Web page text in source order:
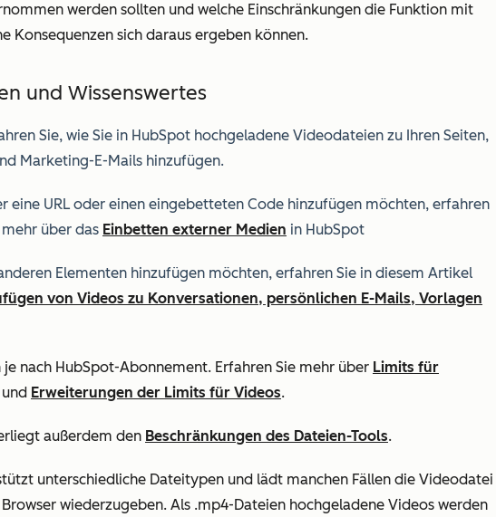
werden sollten und welche Einschränkungen die Funktion mit
Konsequenzen sich daraus ergeben können.
und Wissenswertes
Sie, wie Sie in HubSpot hochgeladene Videodateien zu Ihren Seiten,
Marketing-E-Mails hinzufügen.
eine URL oder einen eingebetteten Code hinzufügen möchten, erfahren
über das Einbetten externer Medien in HubSpot
Elementen hinzufügen möchten, erfahren Sie in diesem Artikel
von Videos zu Konversationen, persönlichen E-Mails, Vorlagen
nach HubSpot-Abonnement. Erfahren Sie mehr über Limits für
und Erweiterungen der Limits für Videos.
außerdem den Beschränkungen des Dateien-Tools.
unterschiedliche Dateitypen und lädt manchen Fällen die Videodatei
wiederzugeben. Als .mp4-Dateien hochgeladene Videos werden